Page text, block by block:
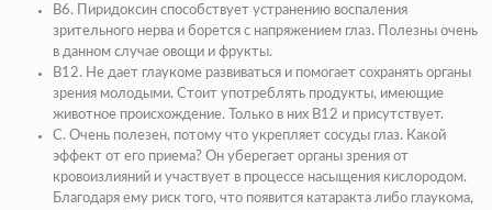
В6. Пиридоксин способствует устранению воспаления
зрительного нерва и борется с напряжением глаз. Полезны очень
в данном случае овощи и фрукты.
В12. Не дает глаукоме развиваться и помогает сохранять органы
зрения молодыми. Стоит употреблять продукты, имеющие
животное происхождение. Только в них В12 и присутствует.
С. Очень полезен, потому что укрепляет сосуды глаз. Какой
эффект от его приема? Он уберегает органы зрения от
кровоизлияний и участвует в процессе насыщения кислородом.
Благодаря ему риск того, что появится катаракта либо глаукома,